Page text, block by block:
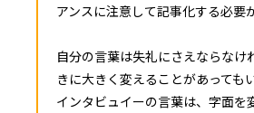
アンスに注意して記事化する必要
自分の言葉は失礼にさえならなけ
きに大きく変えることがあっても
インタビュイーの言葉は、字面を